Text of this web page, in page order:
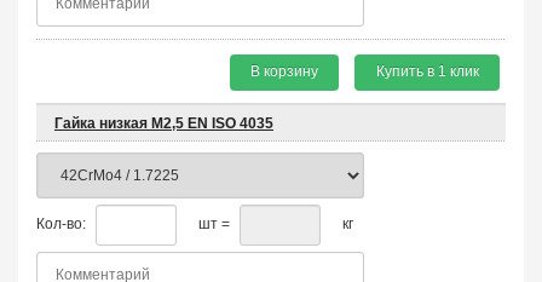
В корзину Купить в 1 клик
Гайка низкая М2,5 EN ISO 4035
Кол-во: шт = кг